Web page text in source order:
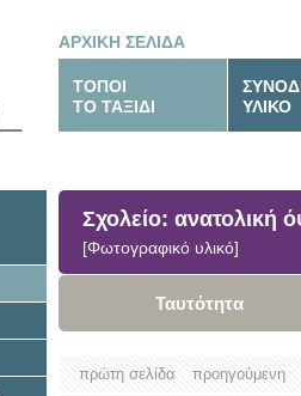
ΑΡΧΙΚΗ ΣΕΛΙΔΑ
ΤΟΠΟΙ
ΤΟ ΤΑΞΙΔΙ
ΥΛΙΚΟ
Σχολείο: ανατολική
[Φωτογραφικό υλικό]
Ταυτότητα
πρώτη σελίδα προηγούμενη